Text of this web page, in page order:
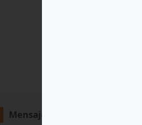
Mensajero